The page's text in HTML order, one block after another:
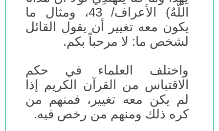
اللَّهُ) الأعراف/ 43، ومثال ما
يكون معه تغيير أن يقول القائل
لشخص ما: لا مرحباً بكم.
واختلف العلماء في حكم
الاقتباس من القرآن الكريم إذا
لم يكن معه تغيير، فمنهم من
كره ذلك ومنهم من رخص فيه.